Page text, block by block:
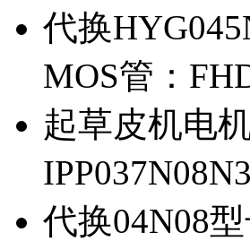
代换
MOS管：
起草皮机电
代换04N08